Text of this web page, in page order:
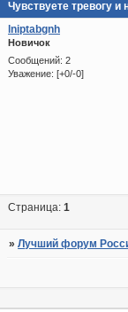
Чувствуете тревогу
lniptabgnh
Новичок
Сообщений: 2
Уважение: [+0/-0]
Страница:1
»Лучший форум